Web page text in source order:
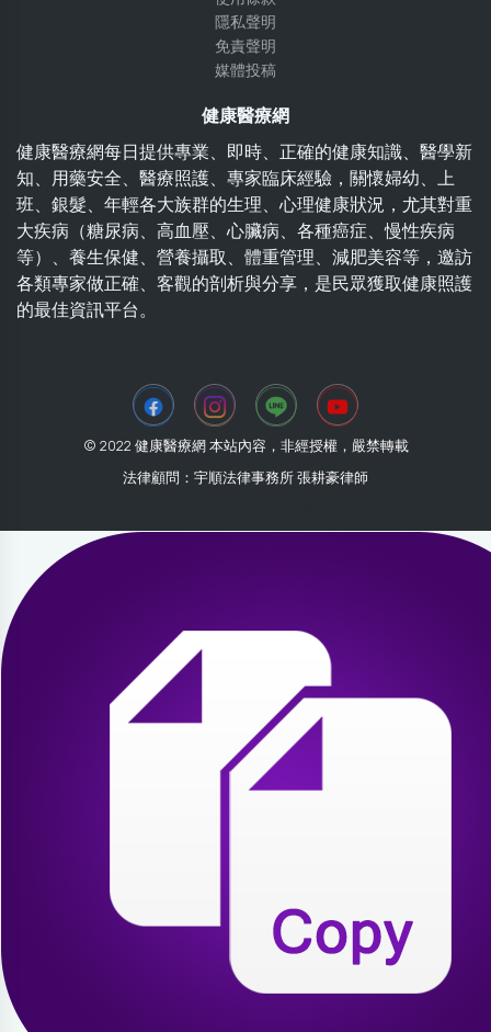
隱私聲明
免責聲明
媒體投稿
健康醫療網
健康醫療網每日提供專業、即時、正確的健康知識、醫學新
知、用藥安全、醫療照護、專家臨床經驗，關懷婦幼、上
班、銀髮、年輕各大族群的生理、心理健康狀況，尤其對重
大疾病（糖尿病、高血壓、心臟病、各種癌症、慢性疾病
等）、養生保健、營養攝取、體重管理、減肥美容等，邀訪
各類專家做正確、客觀的剖析與分享，是民眾獲取健康照護
的最佳資訊平台。
© 2022 健康醫療網 本站內容，非經授權，嚴禁轉載
法律顧問：宇順法律事務所 張耕豪律師